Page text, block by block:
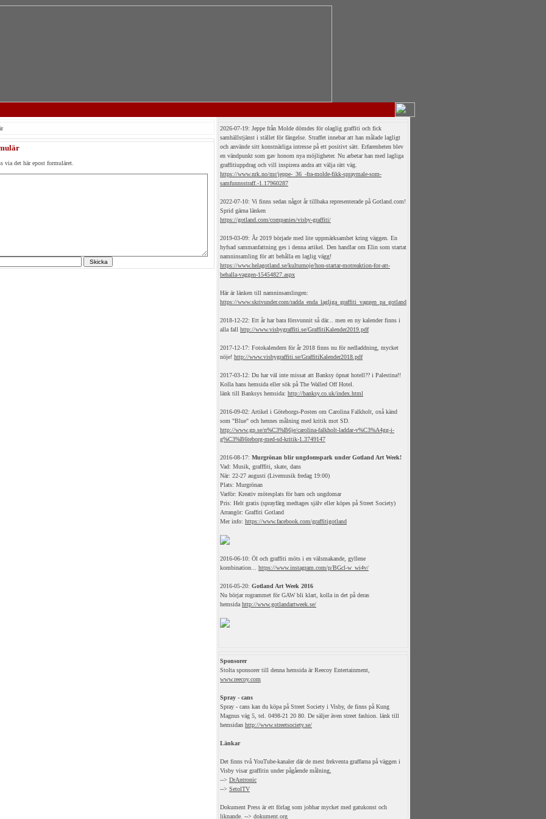
via det här epost formuläret.
2026-07-19: Jeppe från Molde dömdes för olaglig graffiti och fick
samhällstjänst i stället för fängelse. Straffet innebar att han målade lagligt
och använde sitt konstnärliga intresse på ett positivt sätt. Erfarenheten blev
en vändpunkt som gav honom nya möjligheter. Nu arbetar han med lagliga
graffitiuppdrag och vill inspirera andra att välja rätt väg.
https://www.nrk.no/mr/jeppe-_36_-fra-molde-fikk-spraymale-som-
samfunnsstraff.-1.17960287
2022-07-10: Vi finns sedan något år tillbaka representerade på Gotland.com!
Sprid gärna länken
https://gotland.com/companies/visby-graffiti/
2019-03-09: År 2019 började med lite uppmärksamhet kring väggen. En
hyfsad sammanfattning ges i denna artikel. Den handlar om Elin som startat
namninsamling för att behålla en laglig vägg!
https://www.helagotland.se/kulturnoje/hon-startar-motreaktion-for-att-
behalla-vaggen-15454827.aspx
Här är länken till namninsamlingen:
https://www.skrivunder.com/radda_enda_lagliga_graffiti_vaggen_pa_gotland
2018-12-22: Ett år har bara försvunnit så där... men en ny kalender finns i
alla fall http://www.visbygraffiti.se/GraffitiKalender2019.pdf
2017-12-17: Fotokalendern för år 2018 finns nu för nedladdning, mycket
nöje! http://www.visbygraffiti.se/GraffitiKalender2018.pdf
2017-03-12: Du har väl inte missat att Banksy öpnat hotell?? i Palestina!!
Kolla hans hemsida eller sök på The Walled Off Hotel.
länk till Banksys hemsida: http://banksy.co.uk/index.html
2016-09-02: Artikel i Göteborgs-Posten om Carolina Falkholt, oxå känd
som "Blue" och hennes målning med kritik mot SD.
http://www.gp.se/n%C3%B6je/carolina-falkholt-laddar-v%C3%A4gg-i-
g%C3%B6teborg-med-sd-kritik-1.3749147
2016-08-17: Murgrönan blir ungdomspark under Gotland Art Week!
Vad: Musik, grafffiti, skate, dans
När: 22-27 augusti (Livemusik fredag 19:00)
Plats: Murgrönan
Varför: Kreativ mötesplats för barn och ungdomar
Pris: Helt gratis (sprayfärg medtages själv eller köpes på Street Society)
Arrangör: Graffiti Gotland
Mer info: https://www.facebook.com/graffitigotland
2016-06-10: Öl och graffiti möts i en välsmakande, gyllene
kombination... https://www.instagram.com/p/BGcl-w_wi4v/
2016-05-20: Gotland Art Week 2016
Nu börjar rogrammet för GAW bli klart, kolla in det på deras
hemsida http://www.gotlandartweek.se/
Sponsorer
Stolta sponsorer till denna hemsida är Reecoy Entertainment,
www.reecoy.com
Spray - cans
Spray - cans kan du köpa på Street Society i Visby, de finns på Kung
Magnus väg 5, tel. 0498-21 20 80. De säljer även street fashion. länk till
hemsidan http://www.streetsociety.se/
Länkar
Det finns två YouTube-kanaler där de mest frekventa graffarna på väggen i
Visby visar graffitin under pågående målning,
--> DrAntronic
--> SetolTV
Dokument Press är ett förlag som jobbar mycket med gatukonst och
liknande. --> dokument.org